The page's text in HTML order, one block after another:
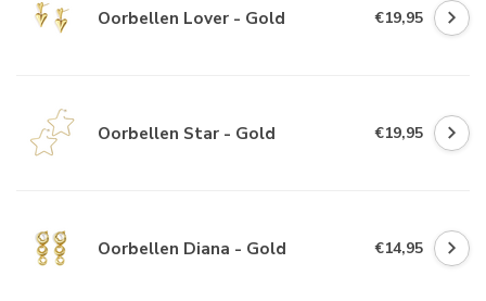
Oorbellen Lover - Gold €19,95
Oorbellen Star - Gold €19,95
Oorbellen Diana - Gold €14,95